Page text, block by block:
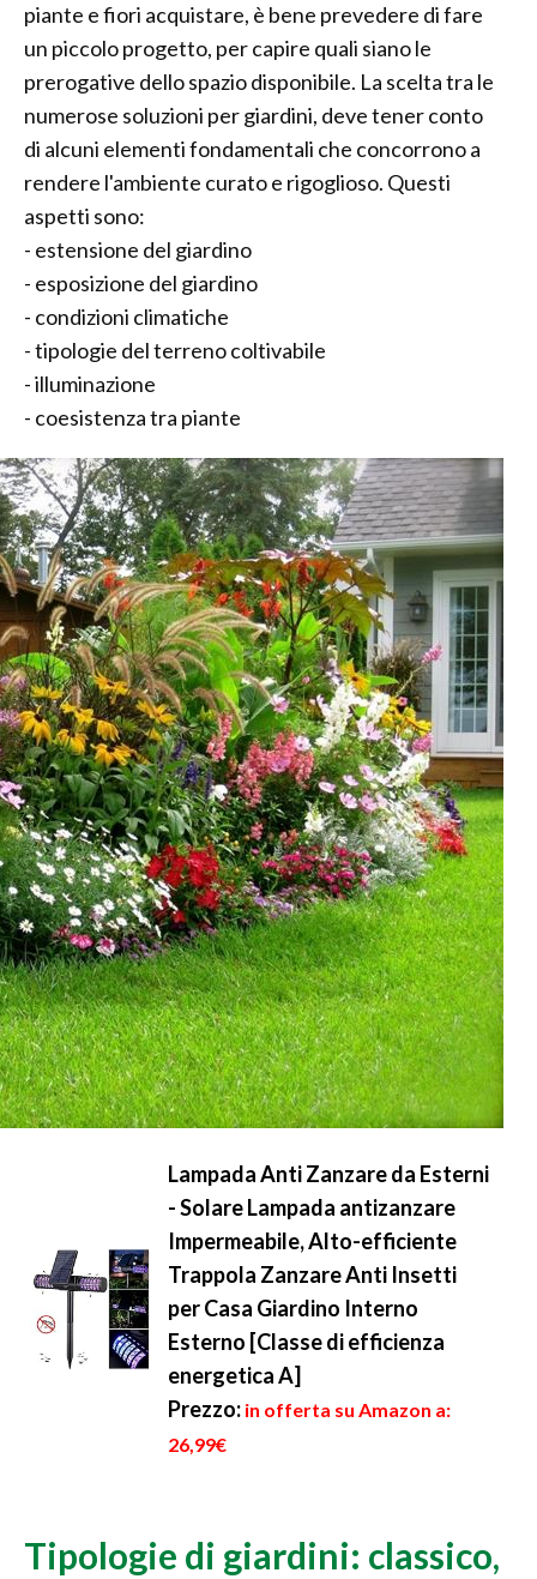
piante e fiori acquistare, è bene prevedere di fare
un piccolo progetto, per capire quali siano le
prerogative dello spazio disponibile. La scelta tra le
numerose soluzioni per giardini, deve tener conto
di alcuni elementi fondamentali che concorrono a
rendere l'ambiente curato e rigoglioso. Questi
aspetti sono:
- estensione del giardino
- esposizione del giardino
- condizioni climatiche
- tipologie del terreno coltivabile
- illuminazione
- coesistenza tra piante
Lampada Anti Zanzare da Esterni
- Solare Lampada antizanzare
Impermeabile, Alto-efficiente
Trappola Zanzare Anti Insetti
per Casa Giardino Interno
Esterno [Classe di efficienza
energetica A]
Prezzo: in offerta su Amazon a:
26,99€
Tipologie di giardini: classico,